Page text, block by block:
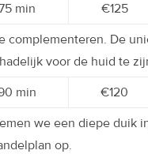
min €125
complementeren. De
voor de huid te
min €120
we een diepe duik
op.